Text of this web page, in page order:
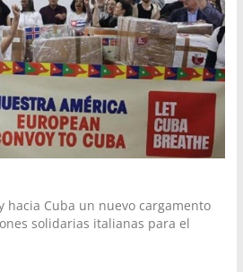
hacia Cuba un nuevo cargamento
solidarias italianas para el